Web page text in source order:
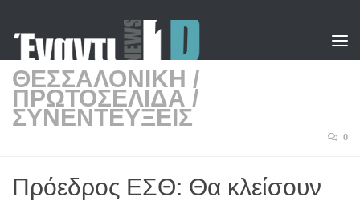
ΘΕΣΣΑΛΟΝΙΚΗ /
ΠΡΩΤΟΣΕΛΙΔΑ /
ΣΥΝΕΝΤΕΥΞΕΙΣ
0
Πρόεδρος ΕΣΘ: Θα κλείσουν